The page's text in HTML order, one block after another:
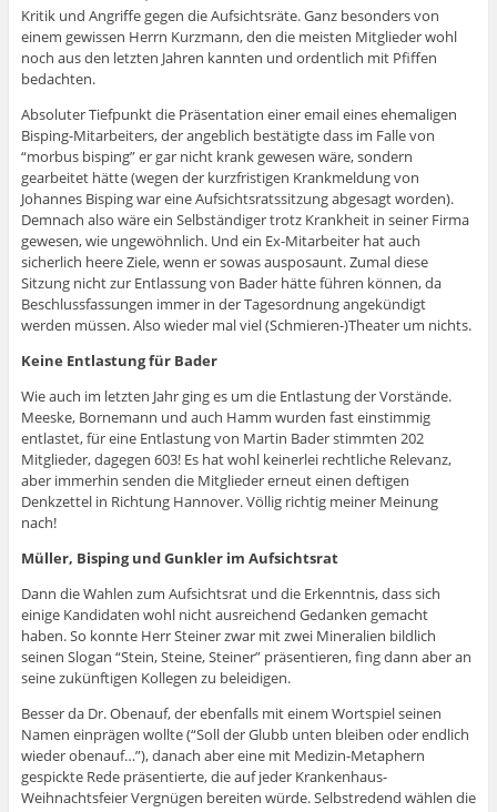
Kritik und Angriffe gegen die Aufsichtsräte. Ganz besonders von
einem gewissen Herrn Kurzmann, den die meisten Mitglieder wohl
noch aus den letzten Jahren kannten und ordentlich mit Pfiffen
bedachten.
Absoluter Tiefpunkt die Präsentation einer email eines ehemaligen
Bisping-Mitarbeiters, der angeblich bestätigte dass im Falle von
“morbus bisping” er gar nicht krank gewesen wäre, sondern
gearbeitet hätte (wegen der kurzfristigen Krankmeldung von
Johannes Bisping war eine Aufsichtsratssitzung abgesagt worden).
Demnach also wäre ein Selbständiger trotz Krankheit in seiner Firma
gewesen, wie ungewöhnlich. Und ein Ex-Mitarbeiter hat auch
sicherlich heere Ziele, wenn er sowas ausposaunt. Zumal diese
Sitzung nicht zur Entlassung von Bader hätte führen können, da
Beschlussfassungen immer in der Tagesordnung angekündigt
werden müssen. Also wieder mal viel (Schmieren-)Theater um nichts.
Keine Entlastung für Bader
Wie auch im letzten Jahr ging es um die Entlastung der Vorstände.
Meeske, Bornemann und auch Hamm wurden fast einstimmig
entlastet, für eine Entlastung von Martin Bader stimmten 202
Mitglieder, dagegen 603! Es hat wohl keinerlei rechtliche Relevanz,
aber immerhin senden die Mitglieder erneut einen deftigen
Denkzettel in Richtung Hannover. Völlig richtig meiner Meinung
nach!
Müller, Bisping und Gunkler im Aufsichtsrat
Dann die Wahlen zum Aufsichtsrat und die Erkenntnis, dass sich
einige Kandidaten wohl nicht ausreichend Gedanken gemacht
haben. So konnte Herr Steiner zwar mit zwei Mineralien bildlich
seinen Slogan “Stein, Steine, Steiner” präsentieren, fing dann aber an
seine zukünftigen Kollegen zu beleidigen.
Besser da Dr. Obenauf, der ebenfalls mit einem Wortspiel seinen
Namen einprägen wollte (“Soll der Glubb unten bleiben oder endlich
wieder obenauf…”), danach aber eine mit Medizin-Metaphern
gespickte Rede präsentierte, die auf jeder Krankenhaus-
Weihnachtsfeier Vergnügen bereiten würde. Selbstredend wählen die